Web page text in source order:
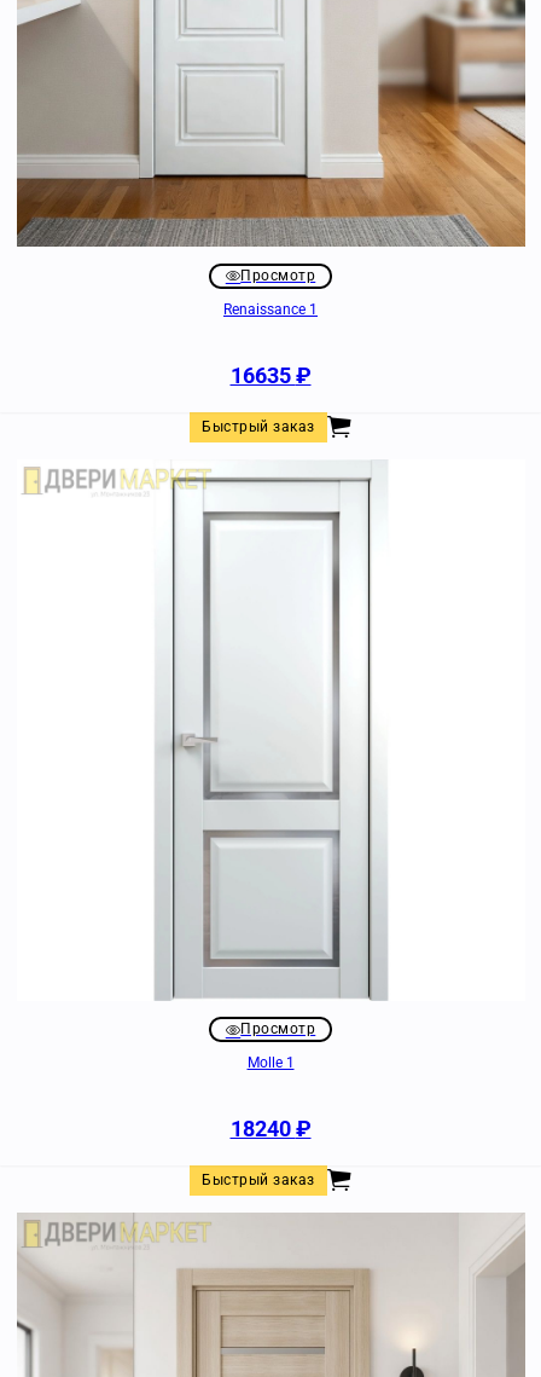
Просмотр
Renaissance 1
16635₽
Быстрый заказ
Просмотр
Molle 1
18240₽
Быстрый заказ